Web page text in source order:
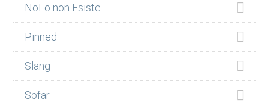
NoLo non Esiste
Pinned
Slang
Sofar